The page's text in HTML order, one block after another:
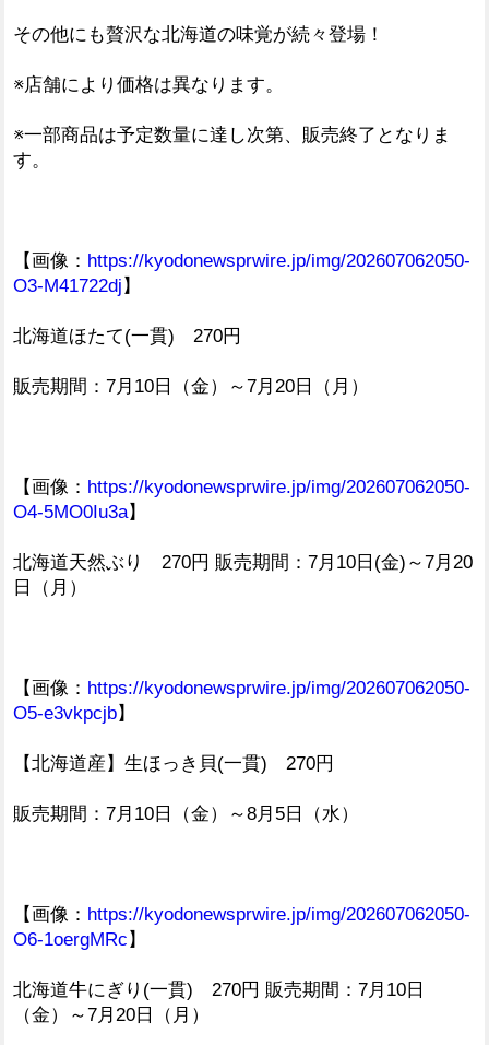
その他にも贅沢な北海道の味覚が続々登場！
※店舗により価格は異なります。
※一部商品は予定数量に達し次第、販売終了となりま
す。
【画像： https://kyodonewsprwire.jp/img/202607062050-
O3-M41722dj 】
北海道ほたて(一貫) 270円
販売期間：7月10日（金）～7月20日（月）
【画像： https://kyodonewsprwire.jp/img/202607062050-
O4-5MO0Iu3a】
北海道天然ぶり 270円 販売期間：7月10日(金)～7月20
日（月）
【画像： https://kyodonewsprwire.jp/img/202607062050-
O5-e3vkpcjb】
【北海道産】生ほっき貝(一貫) 270円
販売期間：7月10日（金）～8月5日（水）
【画像： https://kyodonewsprwire.jp/img/202607062050-
O6-1oergMRc 】
北海道牛にぎり(一貫) 270円 販売期間：7月10日
（金）～7月20日（月）